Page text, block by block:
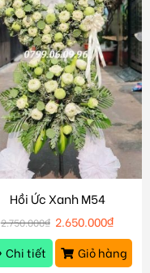
Hồi Ức Xanh M54
2.750.000₫ 2.650.000₫
Chi tiết
Giỏ hàng